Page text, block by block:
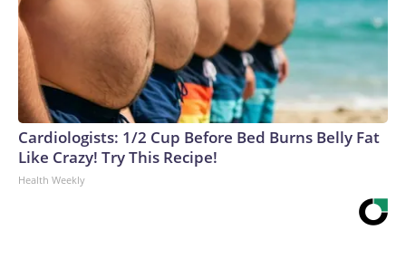
Cardiologists: 1/2 Cup Before Bed Burns Belly Fat
Like Crazy! Try This Recipe!
Health Weekly